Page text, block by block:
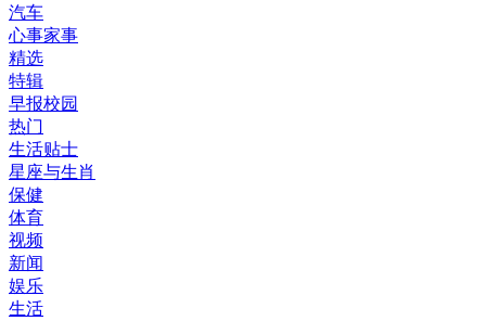
汽车
心事家事
精选
特辑
早报校园
热门
生活贴士
星座与生肖
保健
体育
视频
新闻
娱乐
生活